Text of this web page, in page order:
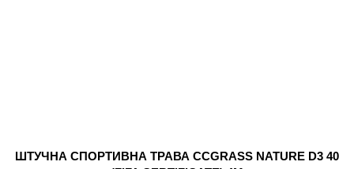
ШТУЧНА СПОРТИВНА ТРАВА CCGRASS NATURE D3 40